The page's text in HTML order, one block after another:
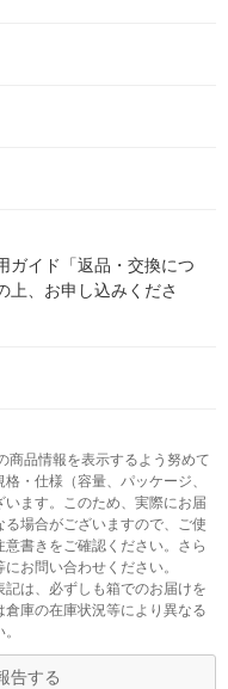
ガイド「返品・交換につ
上、お申し込みくださ
商品情報を表示するよう努めて
・仕様（容量、パッケージ、
ます。このため、実際にお届
場合がございますので、ご使
書きをご確認ください。さら
お問い合わせください。
は、必ずしも箱でのお届けを
庫の在庫状況等により異なる
告する